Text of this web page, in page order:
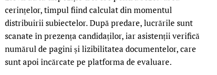
cerințelor, timpul fiind calculat din momentul
distribuirii subiectelor. După predare, lucrările sunt
scanate în prezența candidaților, iar asistenții verifică
numărul de pagini și lizibilitatea documentelor, care
sunt apoi încărcate pe platforma de evaluare.